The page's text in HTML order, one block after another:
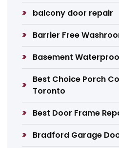
balcony door repair
Barrier Free
Basement
Best Choice Porch
Toronto
Best Door Frame
Bradford Garage